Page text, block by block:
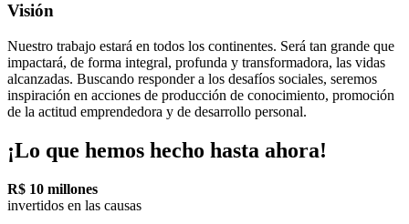
Visión
Nuestro trabajo estará en todos los continentes. Será tan grande que
impactará, de forma integral, profunda y transformadora, las vidas
alcanzadas. Buscando responder a los desafíos sociales, seremos
inspiración en acciones de producción de conocimiento, promoción
de la actitud emprendedora y de desarrollo personal.
¡Lo que hemos hecho hasta ahora!
R$ 10 millones
invertidos en las causas